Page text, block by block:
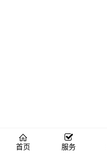
首页 服务